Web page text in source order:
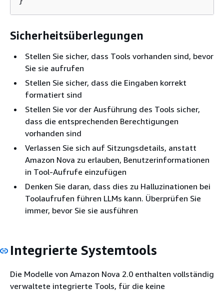
Sicherheitsüberlegungen
Stellen Sie sicher, dass Tools vorhanden sind, bevor
Sie sie aufrufen
Stellen Sie sicher, dass die Eingaben korrekt
formatiert sind
Stellen Sie vor der Ausführung des Tools sicher,
dass die entsprechenden Berechtigungen
vorhanden sind
Verlassen Sie sich auf Sitzungsdetails, anstatt
Amazon Nova zu erlauben, Benutzerinformationen
in Tool-Aufrufe einzufügen
Denken Sie daran, dass dies zu Halluzinationen bei
Toolaufrufen führen LLMs kann. Überprüfen Sie
immer, bevor Sie sie ausführen
Integrierte Systemtools
Die Modelle von Amazon Nova 2.0 enthalten vollständig
verwaltete integrierte Tools, für die keine